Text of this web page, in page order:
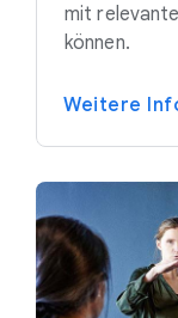
mit
können.
Weitere